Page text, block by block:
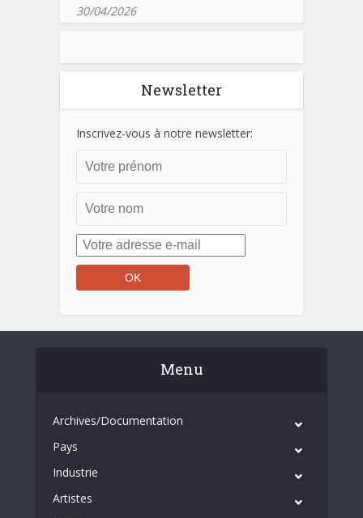
30/04/2026
Newsletter
Inscrivez-vous à notre newsletter:
Menu
Archives/Documentation
Pays
Industrie
Artistes